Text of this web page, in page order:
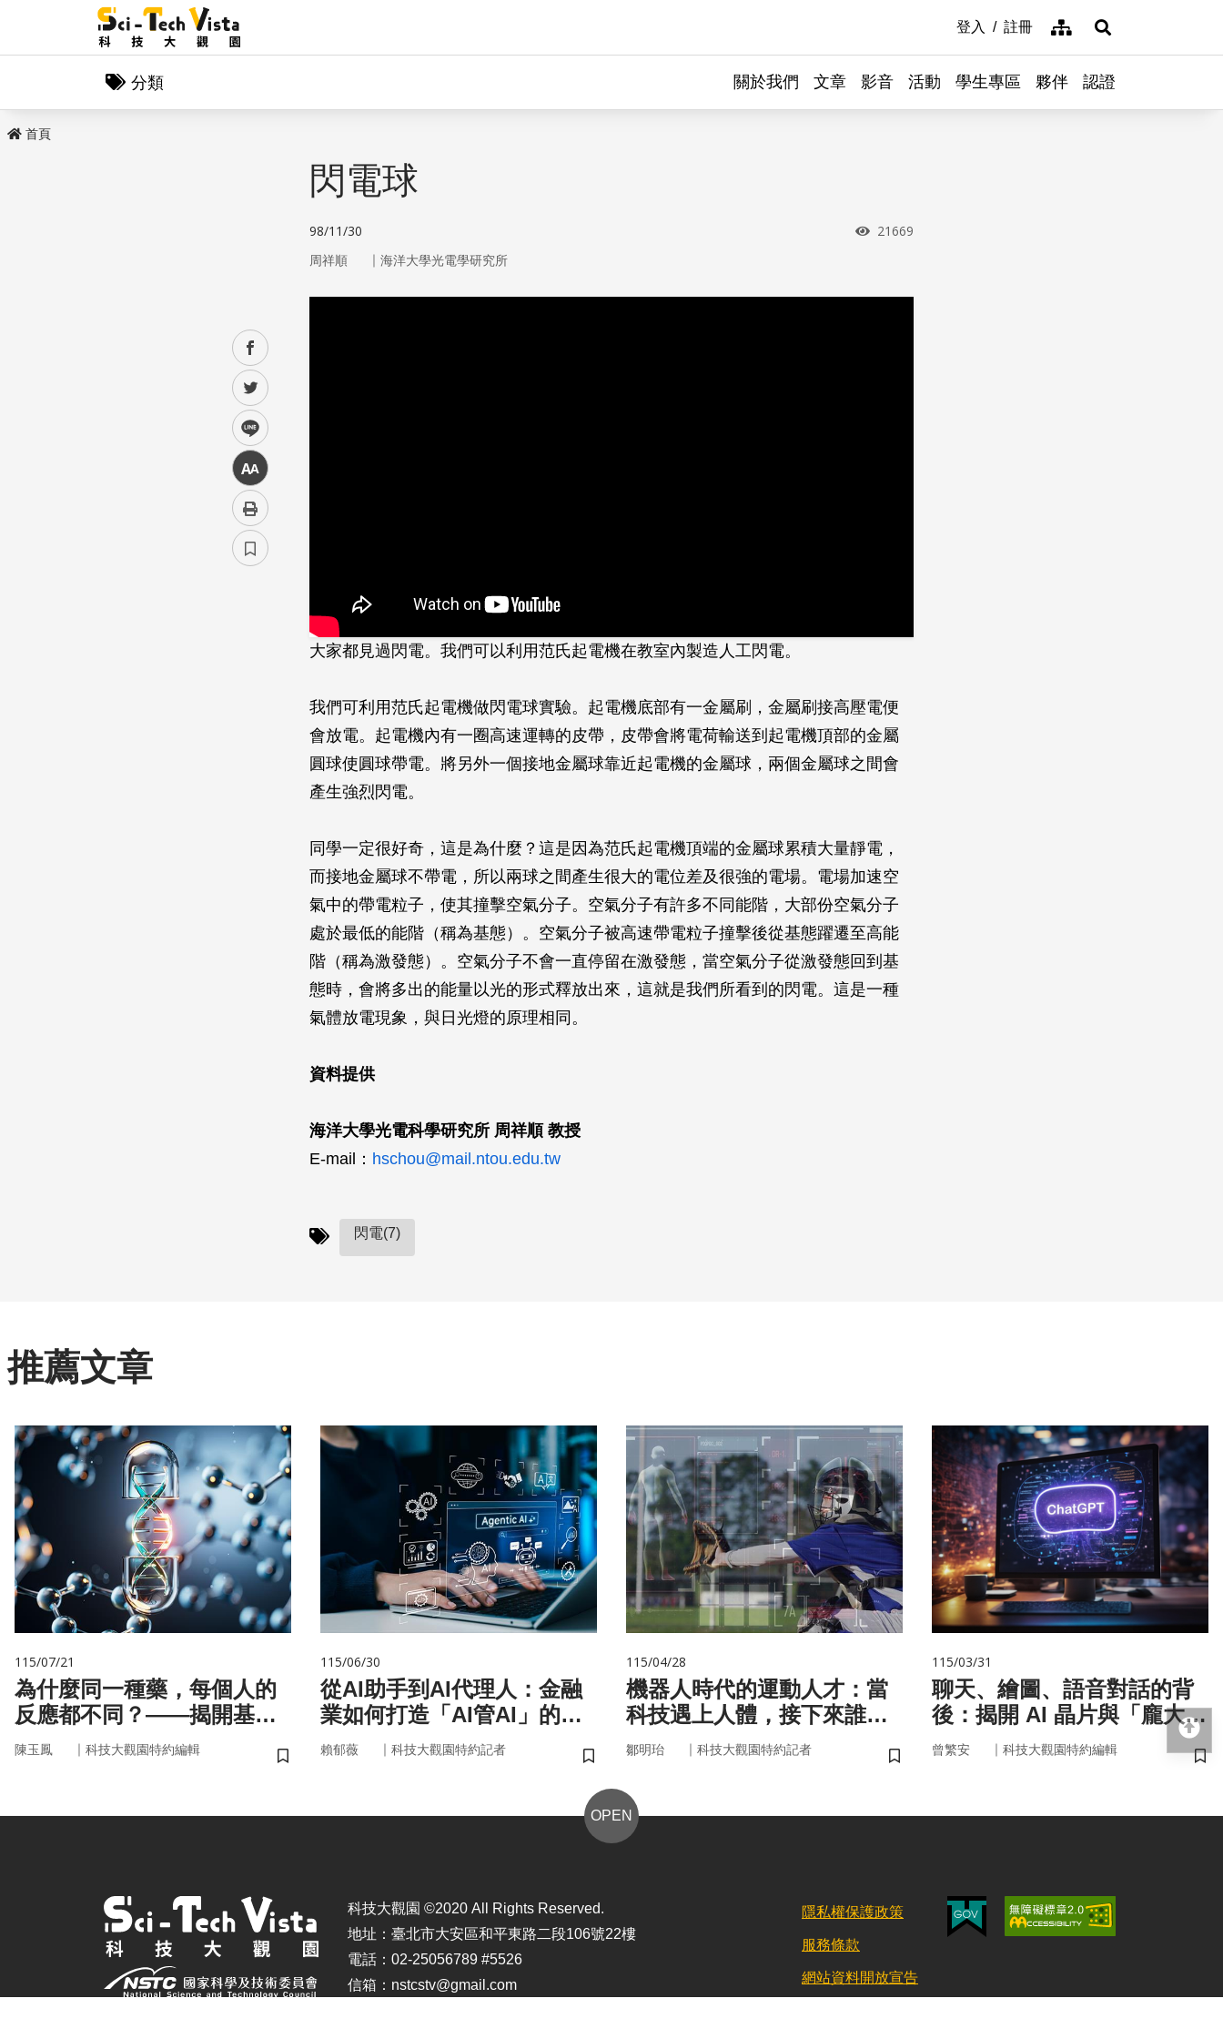
登入 註冊 網站導覽展開搜尋
分類 關於我們 文章 影音 活動 學生專區 夥伴 認證
首頁
facebook
twitter
line
中
閃電球
98/11/30 瀏覽次數
21669
周祥順 ｜ 海洋大學光電學研究所
大家都見過閃電。我們可以利用范氏起電機在教室內製造人工閃電。
我們可利用范氏起電機做閃電球實驗。起電機底部有一金屬刷，金屬刷接高壓電便
會放電。起電機內有一圈高速運轉的皮帶，皮帶會將電荷輸送到起電機頂部的金屬
圓球使圓球帶電。將另外一個接地金屬球靠近起電機的金屬球，兩個金屬球之間會
產生強烈閃電。
同學一定很好奇，這是為什麼？這是因為范氏起電機頂端的金屬球累積大量靜電，
而接地金屬球不帶電，所以兩球之間產生很大的電位差及很強的電場。電場加速空
氣中的帶電粒子，使其撞擊空氣分子。空氣分子有許多不同能階，大部份空氣分子
處於最低的能階（稱為基態）。空氣分子被高速帶電粒子撞擊後從基態躍遷至高能
階（稱為激發態）。空氣分子不會一直停留在激發態，當空氣分子從激發態回到基
態時，會將多出的能量以光的形式釋放出來，這就是我們所看到的閃電。這是一種
氣體放電現象，與日光燈的原理相同。
資料提供
海洋大學光電科學研究所 周祥順 教授
E-mail： hschou@mail.ntou.edu.tw
閃電(7)
推薦文章
115/07/21
為什麼同一種藥，每個人的
反應都不同？——揭開基因
的用藥密碼
陳玉鳳 ｜ 科技大觀園特約編輯
儲存書籤
115/06/30
從AI助手到AI代理人：金融
業如何打造「AI管AI」的新
治理模式？
賴郁薇 ｜ 科技大觀園特約記者
儲存書籤
115/04/28
機器人時代的運動人才：當
科技遇上人體，接下來誰來
接手？
鄒明珆 ｜ 科技大觀園特約記者
儲存書籤
115/03/31
聊天、繪圖、語音對話的背
後：揭開 AI 晶片與「龐大算
力」的真面目
曾繁安 ｜ 科技大觀園特約編輯
儲
OPEN
科技大觀園 ©2020 All Rights Reserved.
地址：臺北市大安區和平東路二段106號22樓
電話：02-25056789 #5526
信箱：nstcstv@gmail.com
隱私權保護政策
服務條款
網站資料開放宣告
回